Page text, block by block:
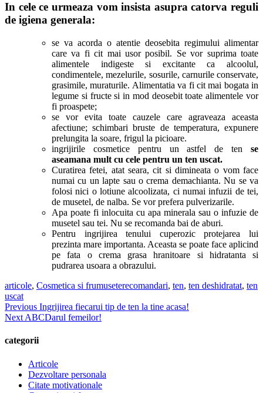
In cele ce urmeaza vom insista asupra catorva reguli
de igiena generala:
se va acorda o atentie deosebita regimului alimentar
care va fi cit mai usor posibil. Se vor suprima toate
alimentele indigeste si excitante ca alcoolul,
condimentele, mezelurile, sosurile, carnurile conservate,
grasimile, muraturile. Alimentatia va fi cit mai bogata in
legume si fructe si in mod deosebit toate alimentele vor
fi proaspete;
se vor evita toate cauzele care agraveaza aceasta
afectiune; schimbari bruste de temperatura, expunere
prelungita la soare, frigul la picioare.
ingrijirile cosmetice pentru un astfel de ten se
aseamana mult cu cele pentru un ten uscat.
Curatirea fetei, atat seara, cit si dimineata o vom face
numai cu un lapte sau o crema demachianta. Nu se va
folosi nici o lotiune alcoolizata, ci numai infuzii de tei,
de musetel, de nalba. Se vor prefera pulverizarile.
Apa poate fi inlocuita cu apa minerala sau o infuzie de
musetel sau tei. Nu se recomanda bai de aburi.
Pentru ingrijirea tenului cuperozic protejarea lui
prezinta mare importanta. Aceasta se poate face aplicind
pe fata o crema grasa hranitoare si hidratanta si
pudrarea usoara a obrazului.
Categories
articole, Cosmetica si frumuseteTags
recomandari, ten, ten deshidratat, ten
uscat
Navigare
în
articole
PreviousPrevious
post:
Ingrijirea fiecarui tip de ten la tine acasa!
NextNext
ABCDarul femeilor!
categorii
Articole
Dezvoltare personala
Citate motivationale